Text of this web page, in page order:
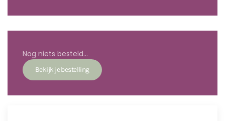
Nog niets besteld...